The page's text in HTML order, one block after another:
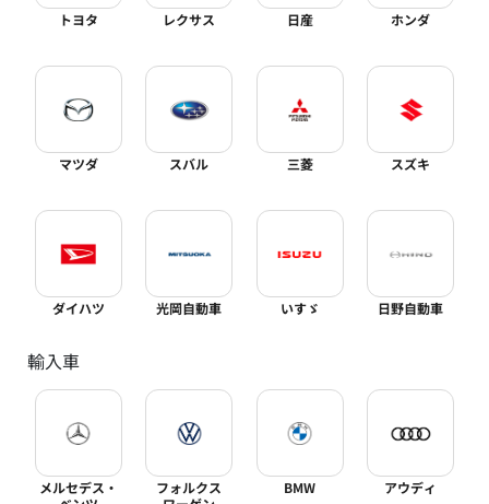
トヨタ レクサス 日産 ホンダ
マツダ スバル 三菱 スズキ
ダイハツ 光岡自動車 いすゞ 日野自動車
輸入車
メルセデス・
フォルクス
BMW アウディ